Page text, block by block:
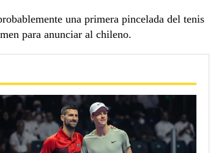
una primera pincelada del tenis
para anunciar al chileno.